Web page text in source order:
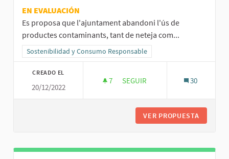
EN EVALUACIÓN
Es proposa que l'ajuntament abandoni l'ús de
productes contaminants, tant de neteja com...
Resultados al filtrar por la categoría: Sostenibilidad y Consumo
Sostenibilidad y Consumo Responsable
CREADO EL
20/12/2022
7 7 SEGUIDORAS
SEGUIR 30
VER PROPUESTA